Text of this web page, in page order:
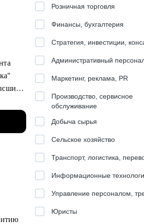
Розничная торговля
Финансы, бухгалтерия
Стратегия, инвестиции,
Административный
Маркетинг, реклама, PR
Производство, сервисное
обслуживание
Добыча сырья
Сельское хозяйство
Транспорт, логистика,
Информационные
Управление персоналом,
Юристы